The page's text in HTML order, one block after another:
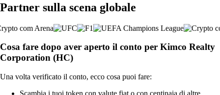
Partner sulla scena globale
Cosa fare dopo aver aperto il conto per Kimco Realty
Corporation (HC)
Una volta verificato il conto, ecco cosa puoi fare:
Scambia i tuoi token con valute fiat o con centinaia di altre